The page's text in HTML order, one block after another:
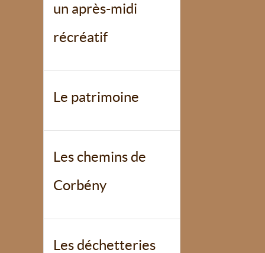
un après-midi
récréatif
Le patrimoine
Les chemins de
Corbény
Les déchetteries